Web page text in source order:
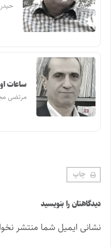
ساعات
مرتضی
چاپ
دیدگاهتان را بنویسید
نشانی ایمیل شما منتشر